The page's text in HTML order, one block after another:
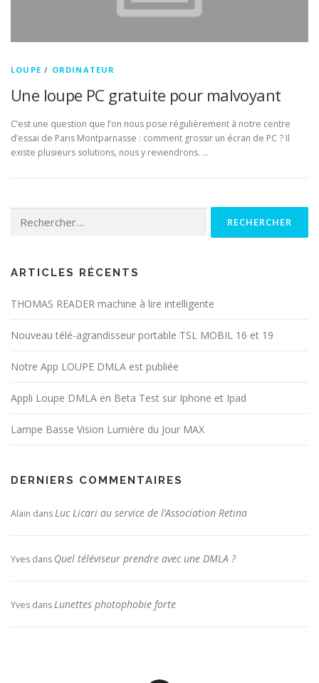
LOUPE / ORDINATEUR
Une loupe PC gratuite pour malvoyant
C’est une question que l’on nous pose régulièrement à notre centre
d’essai de Paris Montparnasse : comment grossir un écran de PC ? Il
existe plusieurs solutions, nous y reviendrons. …
ARTICLES RÉCENTS
THOMAS READER machine à lire intelligente
Nouveau télé-agrandisseur portable TSL MOBIL 16 et 19
Notre App LOUPE DMLA est publiée
Appli Loupe DMLA en Beta Test sur Iphone et Ipad
Lampe Basse Vision Lumière du Jour MAX
DERNIERS COMMENTAIRES
Alain dans Luc Licari au service de l’Association Retina
Yves dans Quel téléviseur prendre avec une DMLA ?
Yves dans Lunettes photophobie forte